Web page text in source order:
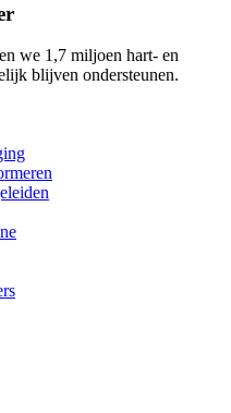
we 1,7 miljoen hart- en
blijven ondersteunen.